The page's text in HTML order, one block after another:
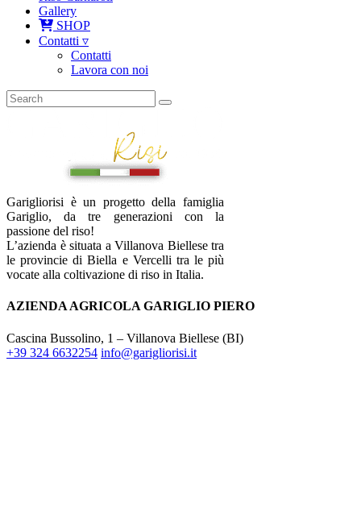
Gallery
SHOP
Contatti ▿
Contatti
Lavora con noi
Garigliorisi è un progetto della famiglia
Gariglio, da tre generazioni con la
passione del riso!
L’azienda è situata a Villanova Biellese tra
le provincie di Biella e Vercelli tra le più
vocate alla coltivazione di riso in Italia.
AZIENDA AGRICOLA GARIGLIO PIERO
Cascina Bussolino, 1 – Villanova Biellese (BI)
+39 324 6632254 info@garigliorisi.it